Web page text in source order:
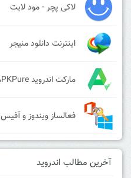
لاکی پچر - مود لایت
اینترنت دانلود منیجر
مارکت اندروید APKPure
فعالساز ویندوز و آفیس
آخرین مطالب اندروید